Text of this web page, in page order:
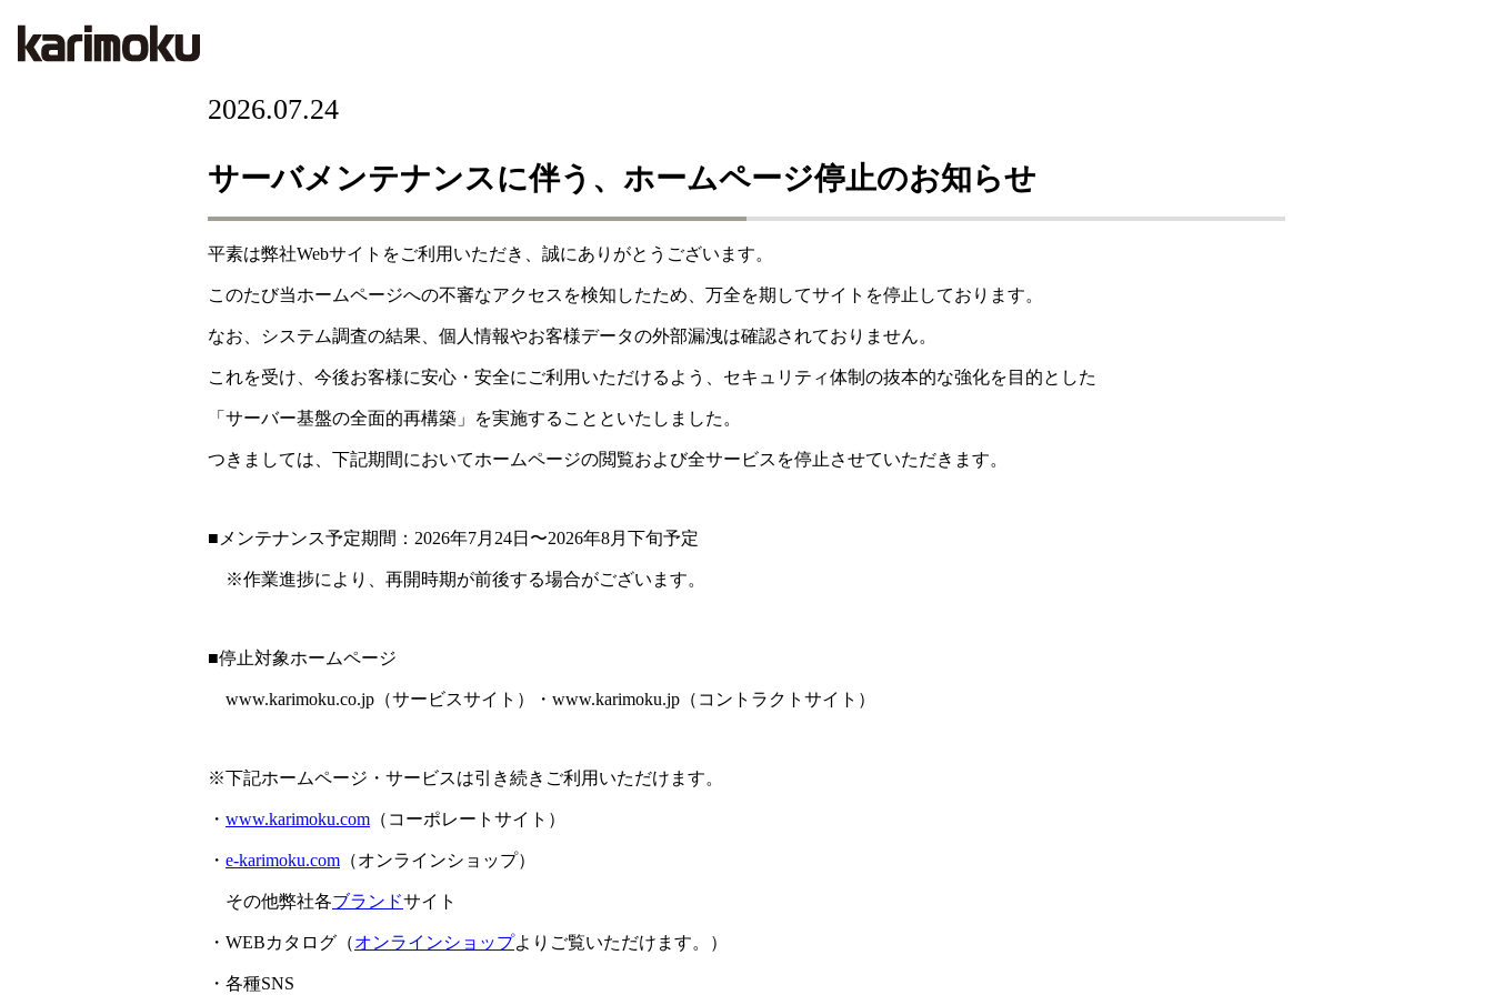
2026.07.24
サーバメンテナンスに伴う、ホームページ停止のお知らせ
平素は弊社Webサイトをご利用いただき、誠にありがとうございます。
このたび当ホームページへの不審なアクセスを検知したため、万全を期してサイトを停止しております。
なお、システム調査の結果、個人情報やお客様データの外部漏洩は確認されておりません。
これを受け、今後お客様に安心・安全にご利用いただけるよう、セキュリティ体制の抜本的な強化を目的とした
「サーバー基盤の全面的再構築」を実施することといたしました。
つきましては、下記期間においてホームページの閲覧および全サービスを停止させていただきます。
■メンテナンス予定期間：2026年7月24日〜2026年8月下旬予定
※作業進捗により、再開時期が前後する場合がございます。
■停止対象ホームページ
www.karimoku.co.jp（サービスサイト）・www.karimoku.jp（コントラクトサイト）
※下記ホームページ・サービスは引き続きご利用いただけます。
・ www.karimoku.com （コーポレートサイト）
・ e-karimoku.com （オンラインショップ）
その他弊社各ブランドサイト
・WEBカタログ（オンラインショップよりご覧いただけます。）
・各種SNS